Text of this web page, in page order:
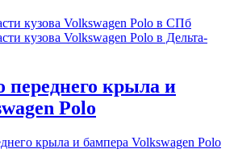
переднего крыла и
Polo